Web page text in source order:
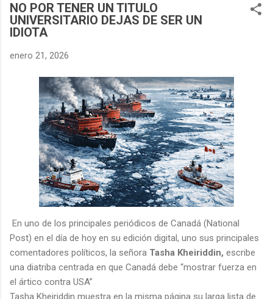
NO POR TENER UN TITULO
UNIVERSITARIO DEJAS DE SER UN
IDIOTA
enero 21, 2026
En uno de los principales periódicos de Canadá (National
Post) en el día de hoy en su edición digital, uno sus principales
comentadores políticos, la señora Tasha Kheiriddin, escribe
una diatriba centrada en que Canadá debe “mostrar fuerza en
el ártico contra USA”
Tasha Kheiriddin muestra en la misma página su larga lista de